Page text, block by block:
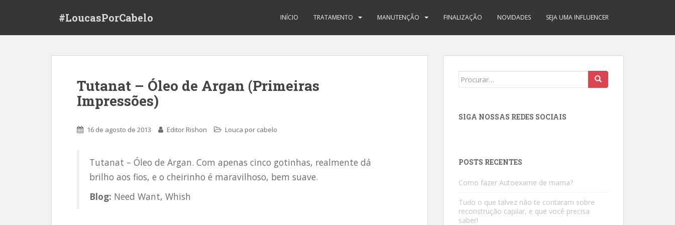
#LoucasPorCabelo INÍCIO TRATAMENTO MANUTENÇÃO FINALIZAÇÃO NOVIDADES SEJA UMA INFLUENCER
Tutanat – Óleo de Argan (Primeiras
Impressões)
16 de agosto de 2013 Editor Rishon Louca por cabelo
Tutanat – Óleo de Argan. Com apenas cinco gotinhas, realmente dá
brilho aos fios, e o cheirinho é maravilhoso, bem suave.
Blog: Need Want, Whish
Search
SIGA NOSSAS REDES SOCIAIS
POSTS RECENTES
Como fazer Autoexame de mama?
Tudo o que talvez não te contaram sobre
reconstrução capilar, e que você precisa
saber!